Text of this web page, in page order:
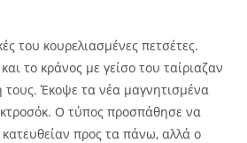
του κουρελιασμένες πετσέτες.
το κράνος με γείσο του ταίριαζαν
τους. Έκοψε τα νέα μαγνητισμένα
Ο τύπος προσπάθησε να
προς τα πάνω, αλλά ο